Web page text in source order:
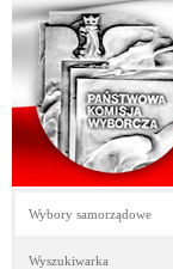
Wybory samorządowe
Wyszukiwarka